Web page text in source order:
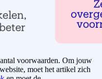
voorwaarden. Om jouw
moet het artikel zich